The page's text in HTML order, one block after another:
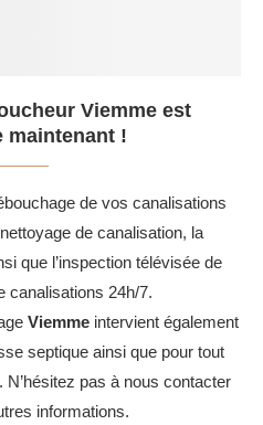
Viemme est
maintenant !
de vos canalisations
de canalisation, la
que l’inspection télévisée de
canalisations 24h/7.
Viemme intervient également
septique ainsi que pour tout
N’hésitez pas à nous contacter
informations.